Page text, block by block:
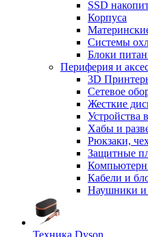
SSD
Корпуса
Системы
Блоки
Периферия и
3D
Сетевое
Жесткие
Устройства
Хабы и
Рюкзаки,
Защитные
Кабели и
Наушники и
Техника Dyson